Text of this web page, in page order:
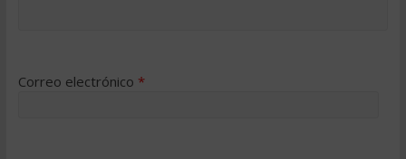
Correo electrónico *